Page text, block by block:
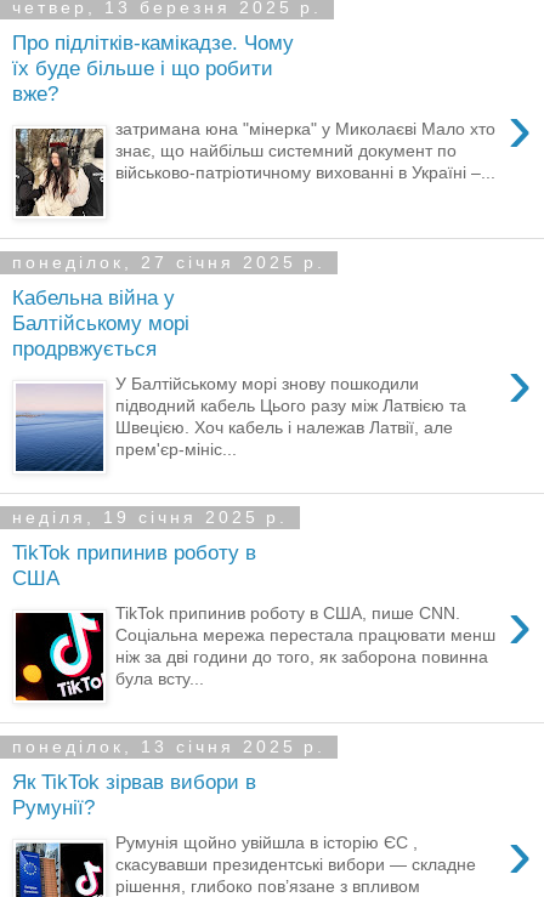
четвер, 13 березня 2025 р.
Про підлітків-камікадзе. Чому
їх буде більше і що робити
вже?
›
затримана юна "мінерка" у Миколаєві Мало хто
знає, що найбільш системний документ по
військово-патріотичному вихованні в Україні –...
понеділок, 27 січня 2025 р.
Кабельна війна у
Балтійському морі
продрвжується
›
У Балтійському морі знову пошкодили
підводний кабель Цього разу між Латвією та
Швецією. Хоч кабель і належав Латвії, але
прем'єр-мініс...
неділя, 19 січня 2025 р.
TikTok припинив роботу в
США
›
TikTok припинив роботу в США, пише CNN.
Соціальна мережа перестала працювати менш
ніж за дві години до того, як заборона повинна
була всту...
понеділок, 13 січня 2025 р.
Як TikTok зірвав вибори в
Румунії?
›
Румунія щойно увійшла в історію ЄС ,
скасувавши президентські вибори — складне
рішення, глибоко пов’язане з впливом